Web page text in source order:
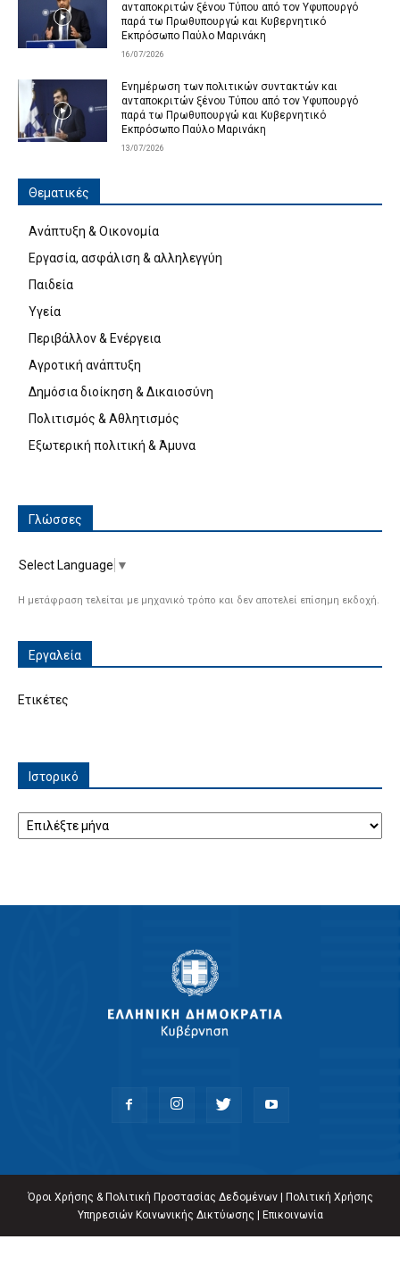
ανταποκριτών ξένου Τύπου από τον Υφυπουργό
παρά τω Πρωθυπουργώ και Κυβερνητικό
Εκπρόσωπο Παύλο Μαρινάκη
16/07/2026
Ενημέρωση των πολιτικών συντακτών και
ανταποκριτών ξένου Τύπου από τον Υφυπουργό
παρά τω Πρωθυπουργώ και Κυβερνητικό
Εκπρόσωπο Παύλο Μαρινάκη
13/07/2026
Θεματικές
Ανάπτυξη & Οικονομία
Εργασία, ασφάλιση & αλληλεγγύη
Παιδεία
Υγεία
Περιβάλλον & Ενέργεια
Αγροτική ανάπτυξη
Δημόσια διοίκηση & Δικαιοσύνη
Πολιτισμός & Αθλητισμός
Εξωτερική πολιτική & Άμυνα
Γλώσσες
Select Language ▼
Η μετάφραση τελείται με μηχανικό τρόπο και δεν αποτελεί επίσημη εκδοχή.
Εργαλεία
Ετικέτες
Ιστορικό
Όροι Χρήσης & Πολιτική Προστασίας Δεδομένων|
Πολιτική Χρήσης
Υπηρεσιών Κοινωνικής Δικτύωσης
Επικοινωνία